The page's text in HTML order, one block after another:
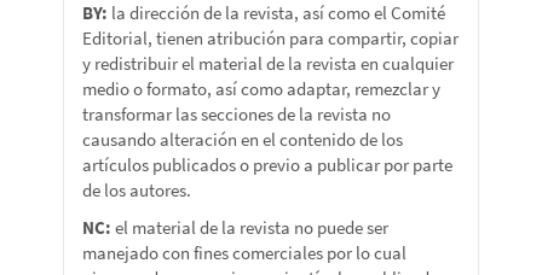
BY: la dirección de la revista, así como el Comité
Editorial, tienen atribución para compartir, copiar
y redistribuir el material de la revista en cualquier
medio o formato, así como adaptar, remezclar y
transformar las secciones de la revista no
causando alteración en el contenido de los
artículos publicados o previo a publicar por parte
de los autores.
NC: el material de la revista no puede ser
manejado con fines comerciales por lo cual